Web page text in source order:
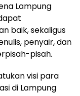
Lampung
baik, sekaligus
penyair, dan
pisah.
visi para
di Lampung